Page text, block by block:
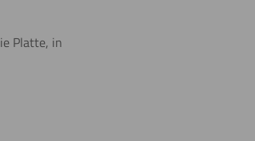
Platte, in